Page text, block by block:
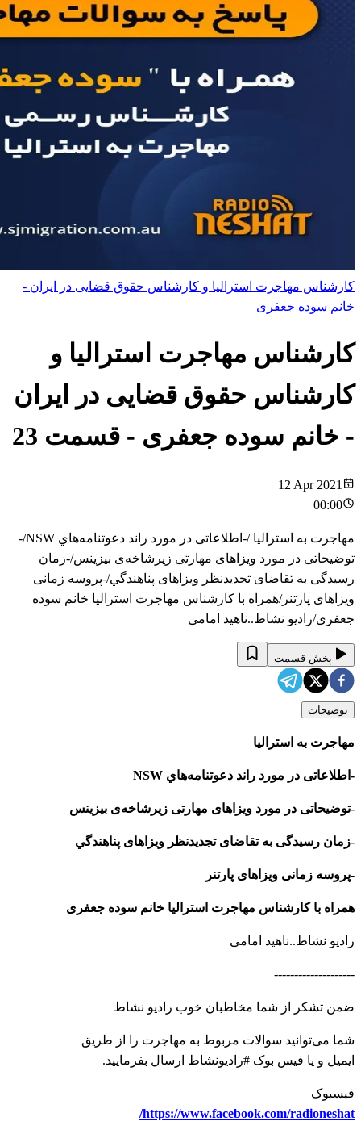
کارشناس مهاجرت استرالیا و کارشناس حقوق قضایی در ایران -
خانم سوده جعفری
کارشناس مهاجرت استرالیا و
کارشناس حقوق قضایی در ایران
- خانم سوده جعفری - قسمت 23
12 Apr 2021
00:00
مهاجرت به استرالیا /-اطلاعاتی در مورد راند دعوتنامه‌هاي NSW/-
توضيحاتی در مورد ويزاهای مهارتی زيرشاخه‌ی بيزينس/-زمان
رسيدگی به تقاضای تجديدنظر ويزاهای پناهندگي/-پروسه زمانی
ويزاهای پارتنر/همراه با کارشناس مهاجرت استرالیا خانم سوده
جعفری/رادیو نشاط..ناهید امامی
پخش قسمت
توضیحات
مهاجرت به استرالیا
-اطلاعاتی در مورد راند دعوتنامه‌هاي NSW
-توضيحاتی در مورد ويزاهای مهارتی زيرشاخه‌ی بيزينس
-زمان رسيدگی به تقاضای تجديدنظر ويزاهای پناهندگي
-پروسه زمانی ويزاهای پارتنر
همراه با کارشناس مهاجرت استرالیا خانم سوده جعفری
رادیو نشاط..ناهید امامی
--------------------
ضمن تشکر از شما مخاطبان خوب رادیو نشاط
شما می‌توانید سوالات مربوط به مهاجرت را از طریق
ایمیل و یا فیس بوک #رادیونشاط ارسال بفرمایید.
فیسبوک
https://www.facebook.com/radioneshat/